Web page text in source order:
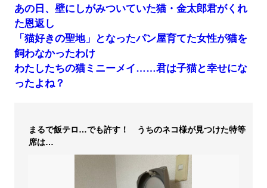
あの日、壁にしがみついていた猫・金太郎君がくれ
た恩返し
「猫好きの聖地」となったパン屋育てた女性が猫を
飼わなかったわけ
わたしたちの猫ミニーメイ……君は子猫と幸せにな
ったよね？
まるで飯テロ…でも許す！ うちのネコ様が見つけた特等
席は…